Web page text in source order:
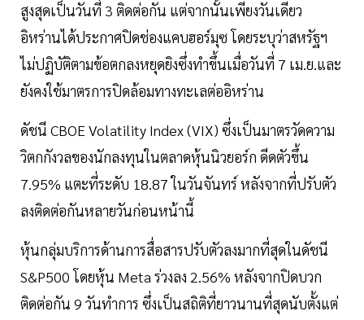
สูงสุดเป็นวันที่ 3 ติดต่อกัน แต่จากนั้นเพียงวันเดียว
อิหร่านได้ประกาศปิดช่องแคบฮอร์มุซ โดยระบุว่าสหรัฐฯ
ไม่ปฏิบัติตามข้อตกลงหยุดยิงซึ่งทำขึ้นเมื่อวันที่ 7 เม.ย.และ
ยังคงใช้มาตรการปิดล้อมทางทะเลต่ออิหร่าน
ดัชนี CBOE Volatility Index (VIX) ซึ่งเป็นมาตรวัดความ
วิตกกังวลของนักลงทุนในตลาดหุ้นนิวยอร์ก ดีดตัวขึ้น
7.95% แตะที่ระดับ 18.87 ในวันจันทร์ หลังจากที่ปรับตัว
ลงติดต่อกันหลายวันก่อนหน้านี้
หุ้นกลุ่มบริการด้านการสื่อสารปรับตัวลงมากที่สุดในดัชนี
S&P500 โดยหุ้น Meta ร่วงลง 2.56% หลังจากปิดบวก
ติดต่อกัน 9 วันทำการ ซึ่งเป็นสถิติที่ยาวนานที่สุดนับตั้งแต่